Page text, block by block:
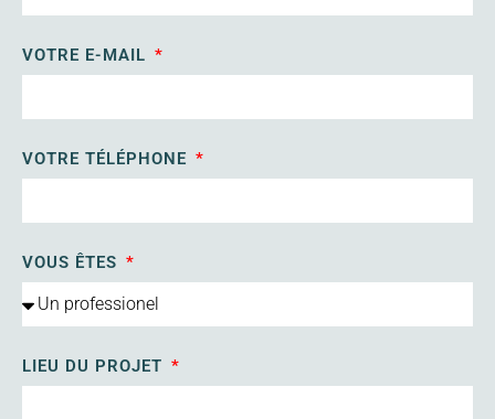
VOTRE E-MAIL
VOTRE TÉLÉPHONE
VOUS ÊTES
LIEU DU PROJET